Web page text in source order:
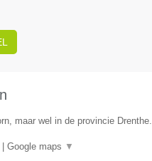
maar wel in de provincie Drenthe.
Google maps ▼